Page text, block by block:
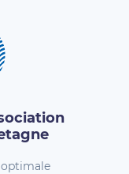
optimale